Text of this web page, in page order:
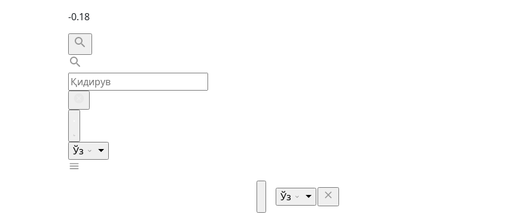
-0.18
Ўз
Ўз